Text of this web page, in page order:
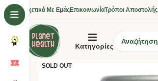
Σχετικά Με ΕμάςΕπικοινωνίαΤρόποι Αποστολής
Κατηγορίες
SOLD OUT